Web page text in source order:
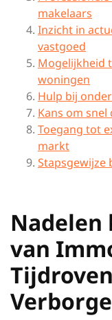
makelaars
Inzicht in
vastgoed
Mogelijkheid
woningen
Hulp bij
Kans om
Toegang tot
markt
Stapsgewijze
Nadelen
van